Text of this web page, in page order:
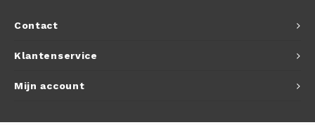
Contact
Klantenservice
Mijn account